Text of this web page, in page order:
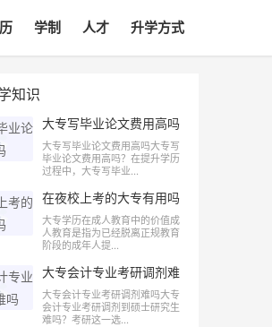
学制 人才 升学方式
知识
大专写毕业论文费用高吗
大专写毕业论文费用高吗大专写
毕业论文费用高吗？在提升学历
过程中，大专写毕业...
在夜校上考的大专有用吗
大专学历在成人教育中的价值成
人教育是指为已经脱离正规教育
阶段的成年人提...
大专会计专业考研调剂难
吗
大专会计专业考研调剂难吗大专
会计专业考研调剂到硕士研究生
难吗？考研这一选...